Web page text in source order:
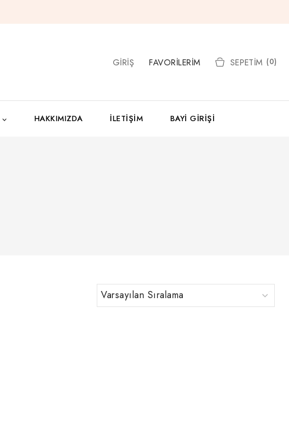
GIRIŞ FAVORILERIM SEPETIM (0)
HAKKIMIZDA İLETIŞIM BAYI GIRIŞI